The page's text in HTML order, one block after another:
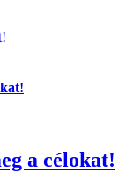
a célokat!